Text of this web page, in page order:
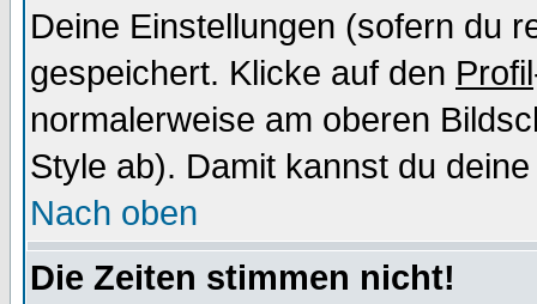
Deine Einstellungen (sofern du
gespeichert. Klicke auf den Profil
normalerweise am oberen
Style ab). Damit kannst du
Nach oben
Die Zeiten stimmen nicht!